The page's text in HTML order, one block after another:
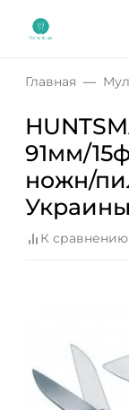
Главная
91мм/
ножн/
К сравнению